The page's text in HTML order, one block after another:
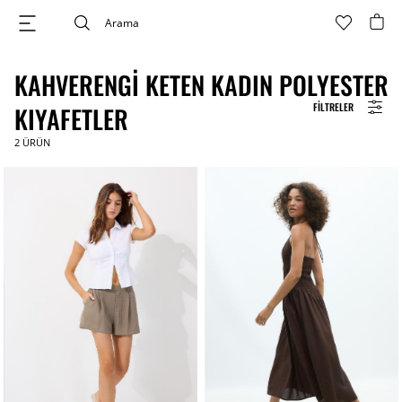
FILTRELER
KAHVERENGI KETEN KADIN POLYESTER
KIYAFETLER
2 ÜRÜN